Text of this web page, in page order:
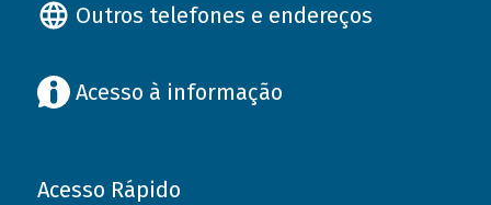
Outros telefones e endereços
Acesso à informação
Acesso Rápido